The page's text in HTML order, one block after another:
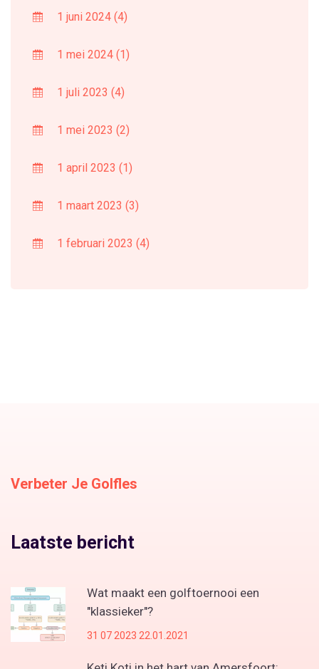
1 juni 2024 (4)
1 mei 2024 (1)
1 juli 2023 (4)
1 mei 2023 (2)
1 april 2023 (1)
1 maart 2023 (3)
1 februari 2023 (4)
Verbeter Je Golfles
Laatste bericht
Wat maakt een golftoernooi een
"klassieker"?
31 07 2023 22.01.2021